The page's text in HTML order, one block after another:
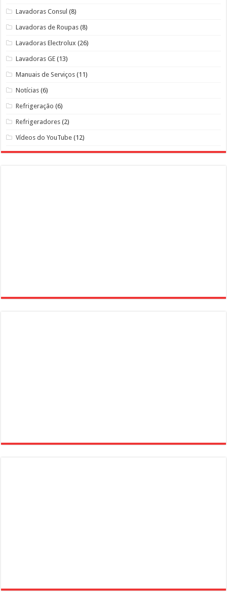
Lavadoras Consul (8)
Lavadoras de Roupas (8)
Lavadoras Electrolux (26)
Lavadoras GE (13)
Manuais de Serviços (11)
Notícias (6)
Refrigeração (6)
Refrigeradores (2)
Vídeos do YouTube (12)